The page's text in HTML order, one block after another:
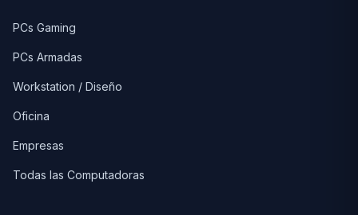
PCs Gaming
PCs Armadas
Workstation / Diseño
Oficina
Empresas
Todas las Computadoras